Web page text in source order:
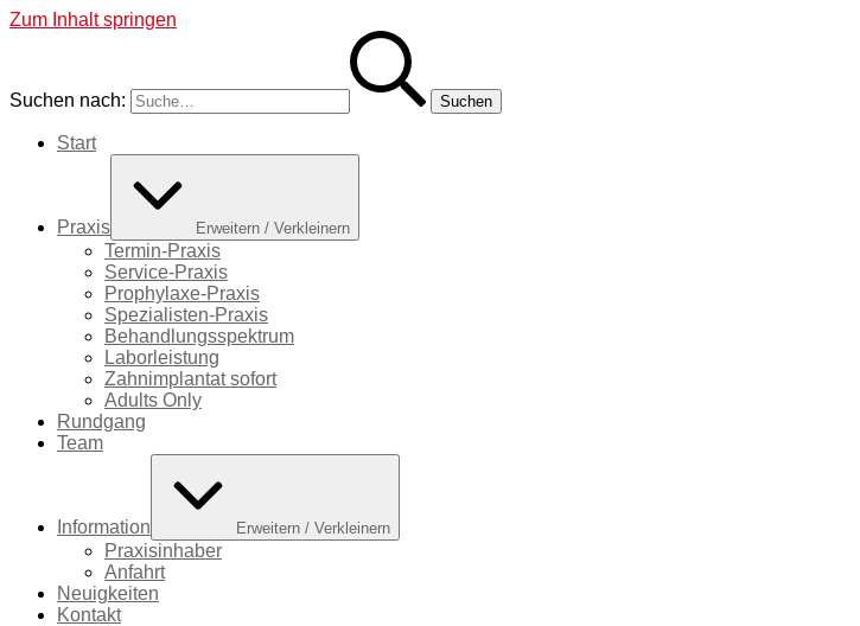
Zum Inhalt springen
Suchen nach:
Start
Praxis Erweitern / Verkleinern
Termin-Praxis
Service-Praxis
Prophylaxe-Praxis
Spezialisten-Praxis
Behandlungsspektrum
Laborleistung
Zahnimplantat sofort
Adults Only
Rundgang
Team
Information Erweitern / Verkleinern
Praxisinhaber
Anfahrt
Neuigkeiten
Kontakt